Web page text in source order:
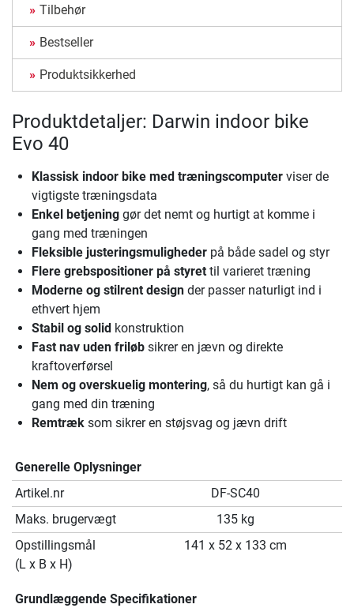
Tilbehør
Bestseller
Produktsikkerhed
Produktdetaljer: Darwin indoor bike
Evo 40
Klassisk indoor bike med træningscomputer viser de
vigtigste træningsdata
Enkel betjening gør det nemt og hurtigt at komme i
gang med træningen
Fleksible justeringsmuligheder på både sadel og styr
Flere grebspositioner på styret til varieret træning
Moderne og stilrent design der passer naturligt ind i
ethvert hjem
Stabil og solid konstruktion
Fast nav uden friløb sikrer en jævn og direkte
kraftoverførsel
Nem og overskuelig montering, så du hurtigt kan gå i
gang med din træning
Remtræk som sikrer en støjsvag og jævn drift
Generelle Oplysninger
Artikel.nr
DF-SC40
Maks. brugervægt
135 kg
Opstillingsmål
(L x B x H)
141 x 52 x 133 cm
Grundlæggende Specifikationer